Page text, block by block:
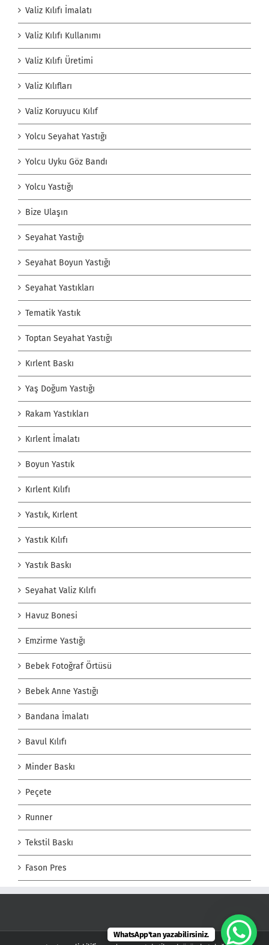
Valiz Kılıfı İmalatı
Valiz Kılıfı Kullanımı
Valiz Kılıfı Üretimi
Valiz Kılıfları
Valiz Koruyucu Kılıf
Yolcu Seyahat Yastığı
Yolcu Uyku Göz Bandı
Yolcu Yastığı
Bize Ulaşın
Seyahat Yastığı
Seyahat Boyun Yastığı
Seyahat Yastıkları
Tematik Yastık
Toptan Seyahat Yastığı
Kırlent Baskı
Yaş Doğum Yastığı
Rakam Yastıkları
Kırlent İmalatı
Boyun Yastık
Kırlent Kılıfı
Yastık, Kırlent
Yastık Kılıfı
Yastık Baskı
Seyahat Valiz Kılıfı
Havuz Bonesi
Emzirme Yastığı
Bebek Fotoğraf Örtüsü
Bebek Anne Yastığı
Bandana İmalatı
Bavul Kılıfı
Minder Baskı
Peçete
Runner
Tekstil Baskı
Fason Pres
WhatsApp'tan yazabilirsiniz.